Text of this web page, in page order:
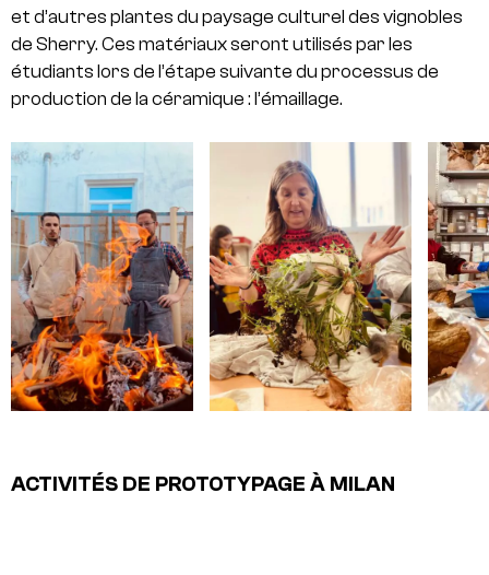
et d’autres plantes du paysage culturel des vignobles
de Sherry. Ces matériaux seront utilisés par les
étudiants lors de l’étape suivante du processus de
production de la céramique : l’émaillage.
ACTIVITÉS DE PROTOTYPAGE À MILAN